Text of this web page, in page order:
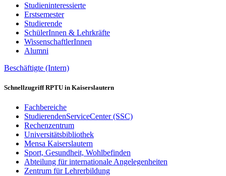
Studieninteressierte
Erstsemester
Studierende
SchülerInnen & Lehrkräfte
WissenschaftlerInnen
Alumni
Beschäftigte (Intern)
Schnellzugriff RPTU in Kaiserslautern
Fachbereiche
StudierendenServiceCenter (SSC)
Rechenzentrum
Universitätsbibliothek
Mensa Kaiserslautern
Sport, Gesundheit, Wohlbefinden
Abteilung für internationale Angelegenheiten
Zentrum für Lehrerbildung